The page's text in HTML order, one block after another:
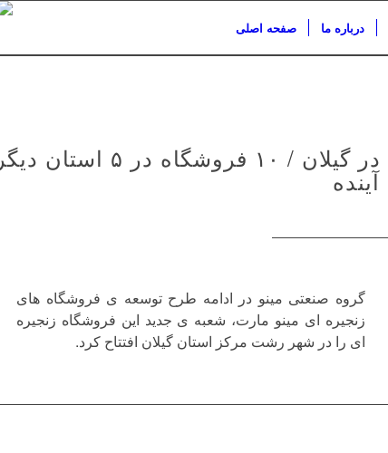
صفحه اصلی درباره ما
افتتاح فروشگاه های زنجیره ای «مینومارت» در گیلان / ۱۰ فروشگاه در ۵ استان دیگر
گروه صنعتی مینو در ادامه طرح توسعه ی فروشگاه های
زنجیره ای مینو مارت، شعبه ی جدید این فروشگاه زنجیره
ای را در شهر رشت مرکز استان گیلان افتتاح کرد.